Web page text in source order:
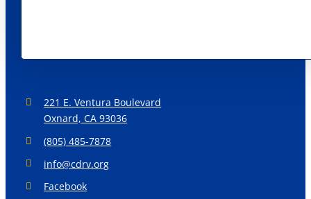
221 E. Ventura Boulevard
Oxnard, CA 93036
(805) 485-7878
info@cdrv.org
Facebook